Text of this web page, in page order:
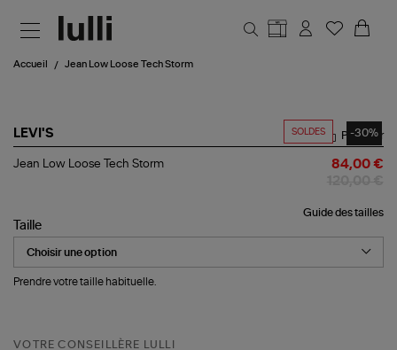
Accueil Jean Low Loose Tech Storm
SOLDES -30%
LEVI'S
Jean
Storm
Partager
Jean Low Loose Tech Storm 84,00 €
Guide des tailles
Taille
Prendre votre taille habituelle.
VOTRE CONSEILLÈRE LULLI